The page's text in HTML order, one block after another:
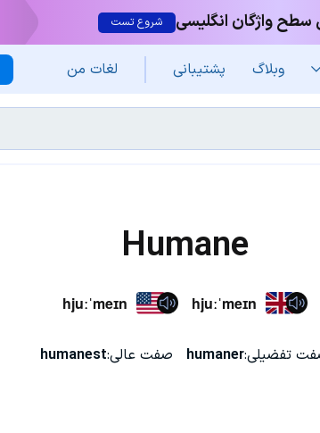
سطح واژگان انگلیسی شروع تست
وبلاگ پشتیبانی لغات من
Humane
hjuːˈmeɪn hjuːˈmeɪn
تفضیلی:humaner صفت عالی:humanest